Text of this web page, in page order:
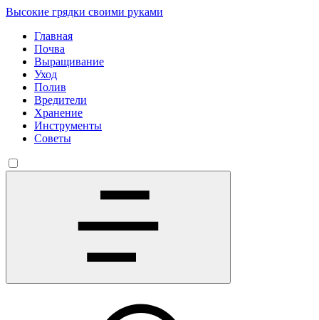
Высокие грядки своими руками
Главная
Почва
Выращивание
Уход
Полив
Вредители
Хранение
Инструменты
Советы